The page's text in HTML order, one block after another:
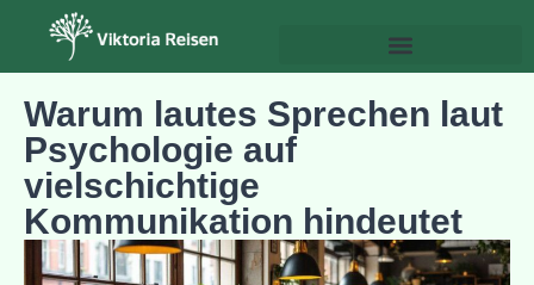
Warum lautes Sprechen laut
Psychologie auf
vielschichtige
Kommunikation hindeutet